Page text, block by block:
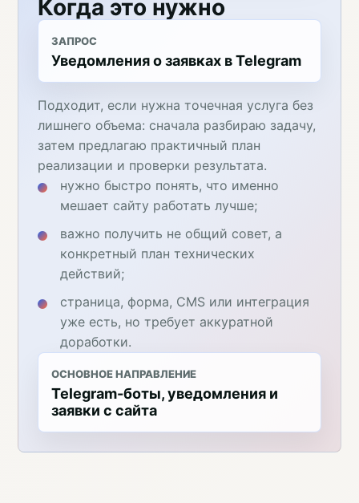
Когда это нужно
ЗАПРОС
Уведомления о заявках в Telegram
Подходит, если нужна точечная услуга без
лишнего объема: сначала разбираю задачу,
затем предлагаю практичный план
реализации и проверки результата.
нужно быстро понять, что именно
мешает сайту работать лучше;
важно получить не общий совет, а
конкретный план технических
действий;
страница, форма, CMS или интеграция
уже есть, но требует аккуратной
доработки.
ОСНОВНОЕ НАПРАВЛЕНИЕ
Telegram-боты, уведомления и
заявки с сайта